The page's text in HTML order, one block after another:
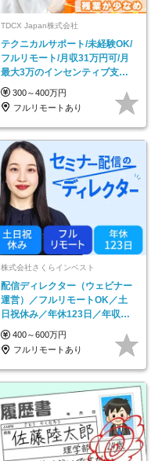
TDCX Japan株式会社
テクニカルサポート/未経験OK/
フルリモート/月収31万円可/月
最大3万のインセンティブ支給/
平均年齢33歳
300～400万円
フルリモートあり
株式会社さくらインベスト
配信ディレクター（ウェビナー
運営）／フルリモートOK／土
日祝休み／年休123日／年収
600万円可
400～600万円
フルリモートあり